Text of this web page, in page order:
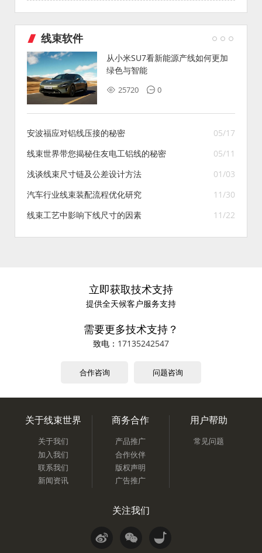
线束软件
从小米SU7看新能源产线如何更加
绿色与智能
25720 0
05/17
安波福应对铝线压接的秘密
05/11
线束世界带您揭秘住友电工铝线的秘密
01/03
浅谈线束尺寸链及公差设计方法
11/30
汽车行业线束装配流程优化研究
11/22
线束工艺中影响下线尺寸的因素
立即获取技术支持
提供全天候客户服务支持
需要更多技术支持？
致电： 17135242547
合作咨询 问题咨询
关于线束世界
关于我们
加入我们
联系我们
新闻资讯
商务合作
产品推广
合作伙伴
版权声明
广告推广
用户帮助
常见问题
关注我们